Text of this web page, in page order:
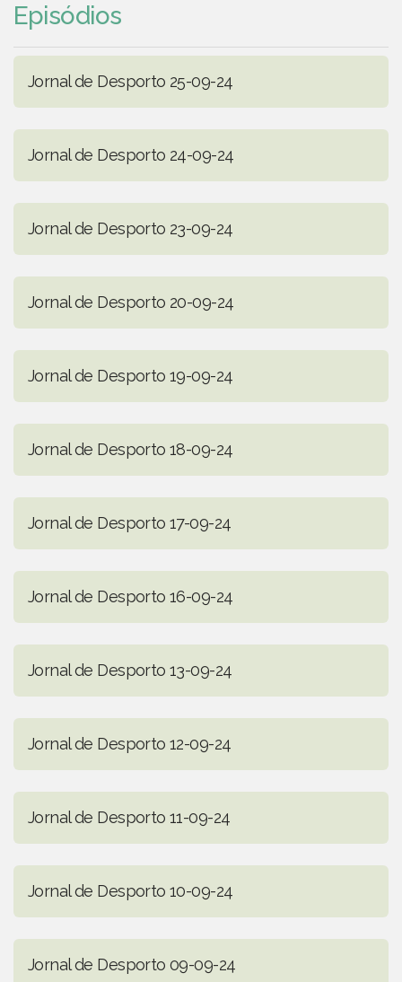
Episódios
Jornal de Desporto 25-09-24
Jornal de Desporto 24-09-24
Jornal de Desporto 23-09-24
Jornal de Desporto 20-09-24
Jornal de Desporto 19-09-24
Jornal de Desporto 18-09-24
Jornal de Desporto 17-09-24
Jornal de Desporto 16-09-24
Jornal de Desporto 13-09-24
Jornal de Desporto 12-09-24
Jornal de Desporto 11-09-24
Jornal de Desporto 10-09-24
Jornal de Desporto 09-09-24